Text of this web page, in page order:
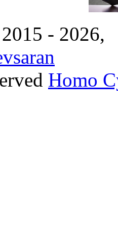
- 2026,
Homo